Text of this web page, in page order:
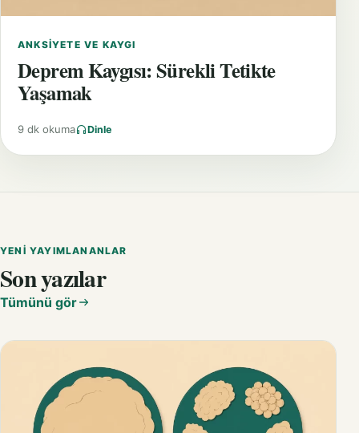
ANKSIYETE VE KAYGI
Deprem Kaygısı: Sürekli Tetikte
Yaşamak
9 dk okuma Dinle
YENI YAYIMLANANLAR
Son yazılar
Tümünü gör